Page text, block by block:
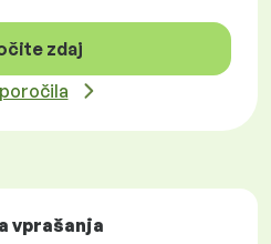
zdaj
vprašanja